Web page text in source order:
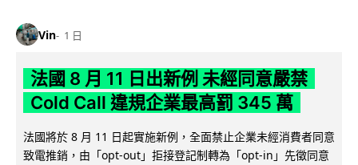
Vin 1 日
法國 8 月 11 日出新例 未經同意嚴禁
Cold Call 違規企業最高罰 345 萬
法國將於 8 月 11 日起實施新例，全面禁止企業未經消費者同意
致電推銷，由「opt-out」拒接登記制轉為「opt-in」先徵同意